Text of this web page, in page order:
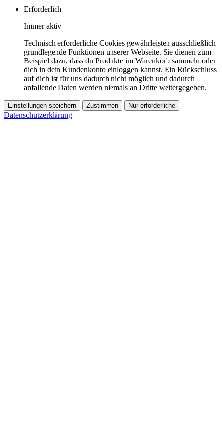
Erforderlich
Immer aktiv
Technisch erforderliche Cookies gewährleisten ausschließlich
grundlegende Funktionen unserer Webseite. Sie dienen zum
Beispiel dazu, dass du Produkte im Warenkorb sammeln oder
dich in dein Kundenkonto einloggen kannst. Ein Rückschluss
auf dich ist für uns dadurch nicht möglich und dadurch
anfallende Daten werden niemals an Dritte weitergegeben.
Einstellungen speichern Zustimmen Nur erforderliche
Datenschutzerklärung